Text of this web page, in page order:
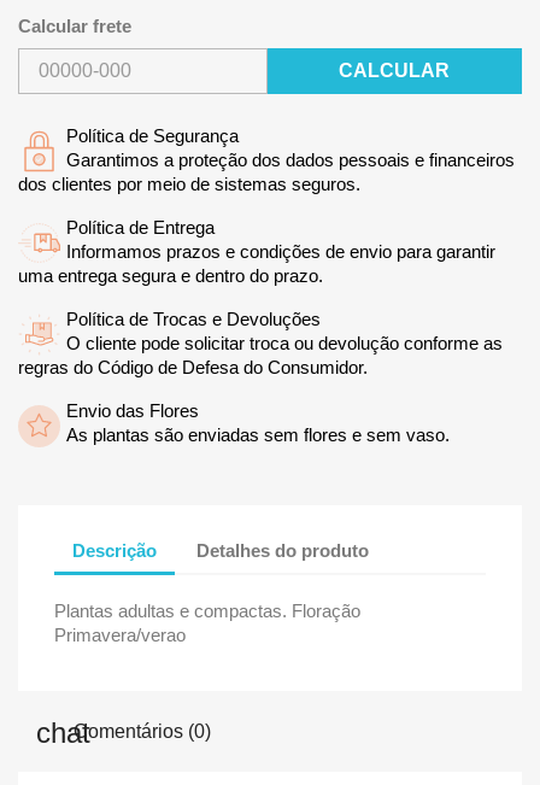
Calcular frete
CALCULAR
Política de Segurança
Garantimos a proteção dos dados pessoais e financeiros
dos clientes por meio de sistemas seguros.
Política de Entrega
Informamos prazos e condições de envio para garantir
uma entrega segura e dentro do prazo.
Política de Trocas e Devoluções
O cliente pode solicitar troca ou devolução conforme as
regras do Código de Defesa do Consumidor.
Envio das Flores
As plantas são enviadas sem flores e sem vaso.
Descrição Detalhes do produto
Plantas adultas e compactas. Floração
Primavera/verao
Comentários (0)